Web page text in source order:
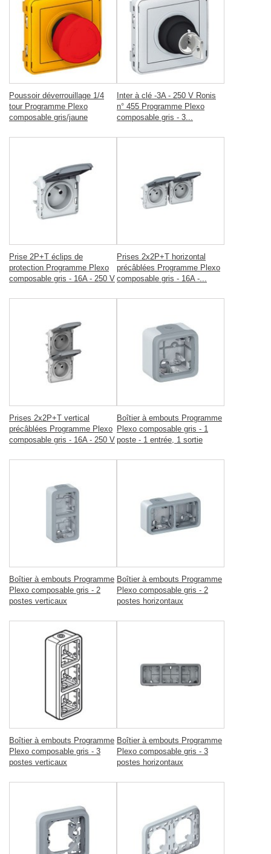
Poussoir déverrouillage 1/4
tour Programme Plexo
composable gris/jaune
Inter à clé -3A - 250 V Ronis
n° 455 Programme Plexo
composable gris - 3...
Prise 2P+T éclips de
protection Programme Plexo
composable gris - 16A - 250 V
Prises 2x2P+T horizontal
précâblées Programme Plexo
composable gris - 16A -...
Prises 2x2P+T vertical
précâblées Programme Plexo
composable gris - 16A - 250 V
Boîtier à embouts Programme
Plexo composable gris - 1
poste - 1 entrée, 1 sortie
Boîtier à embouts Programme
Plexo composable gris - 2
postes verticaux
Boîtier à embouts Programme
Plexo composable gris - 2
postes horizontaux
Boîtier à embouts Programme
Plexo composable gris - 3
postes verticaux
Boîtier à embouts Programme
Plexo composable gris - 3
postes horizontaux